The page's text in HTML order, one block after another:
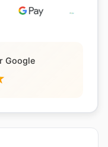
Google